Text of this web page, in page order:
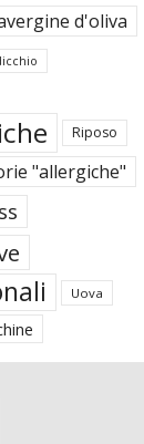
d'oliva
Riposo
"allergiche"
Uova